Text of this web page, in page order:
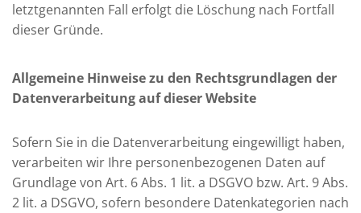
letztgenannten Fall erfolgt die Löschung nach Fortfall
dieser Gründe.
Allgemeine Hinweise zu den Rechtsgrundlagen der
Datenverarbeitung auf dieser Website
Sofern Sie in die Datenverarbeitung eingewilligt haben,
verarbeiten wir Ihre personenbezogenen Daten auf
Grundlage von Art. 6 Abs. 1 lit. a DSGVO bzw. Art. 9 Abs.
2 lit. a DSGVO, sofern besondere Datenkategorien nach